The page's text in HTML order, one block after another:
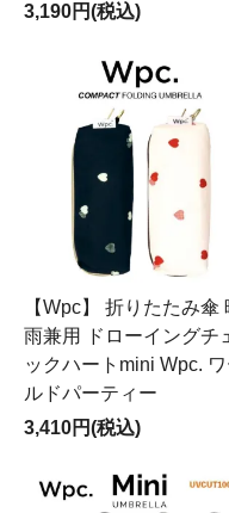
3,190円(税込)
【Wpc】 折りたたみ傘
雨兼用 ドローイングチ
ックハートmini Wpc.
ルドパーティー
3,410円(税込)